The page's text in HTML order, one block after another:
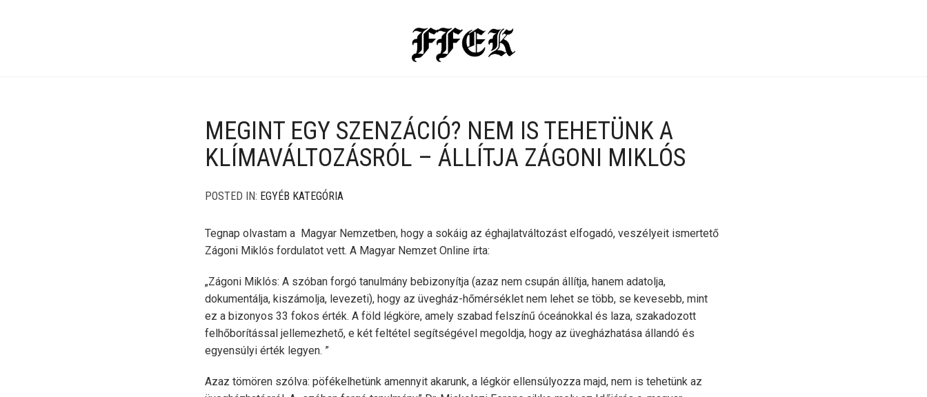
MEGINT EGY SZENZÁCIÓ? NEM IS TEHETÜNK A
KLÍMAVÁLTOZÁSRÓL – ÁLLÍTJA ZÁGONI MIKLÓS
POSTED IN: EGYÉB KATEGÓRIA
Tegnap olvastam a Magyar Nemzetben, hogy a sokáig az éghajlatváltozást elfogadó, veszélyeit ismertető
Zágoni Miklós fordulatot vett. A Magyar Nemzet Online írta:
„Zágoni Miklós: A szóban forgó tanulmány bebizonyítja (azaz nem csupán állítja, hanem adatolja,
dokumentálja, kiszámolja, levezeti), hogy az üvegház-hőmérséklet nem lehet se több, se kevesebb, mint
ez a bizonyos 33 fokos érték. A föld légköre, amely szabad felszínű óceánokkal és laza, szakadozott
felhőborítással jellemezhető, e két feltétel segítségével megoldja, hogy az üvegházhatása állandó és
egyensúlyi érték legyen. ”
Azaz tömören szólva: pöfékelhetünk amennyit akarunk, a légkör ellensúlyozza majd, nem is tehetünk az